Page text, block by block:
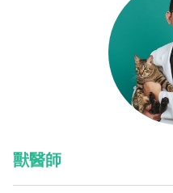
獸醫師